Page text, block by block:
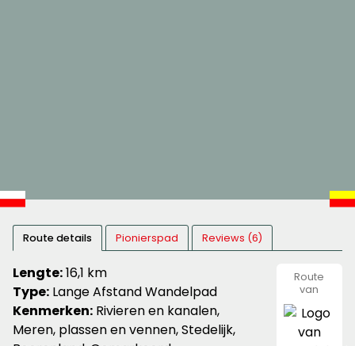
Route details Pionierspad Reviews (6)
Lengte:16,1 km
Type: Lange Afstand Wandelpad
Kenmerken: Rivieren en kanalen,
Meren, plassen en vennen, Stedelijk,
Route
van